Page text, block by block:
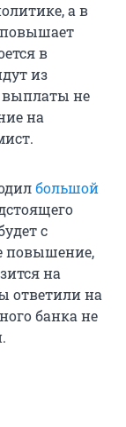
а в
в
из
выплаты не
на
большой
с
повышение,
на
ответили на
банка не